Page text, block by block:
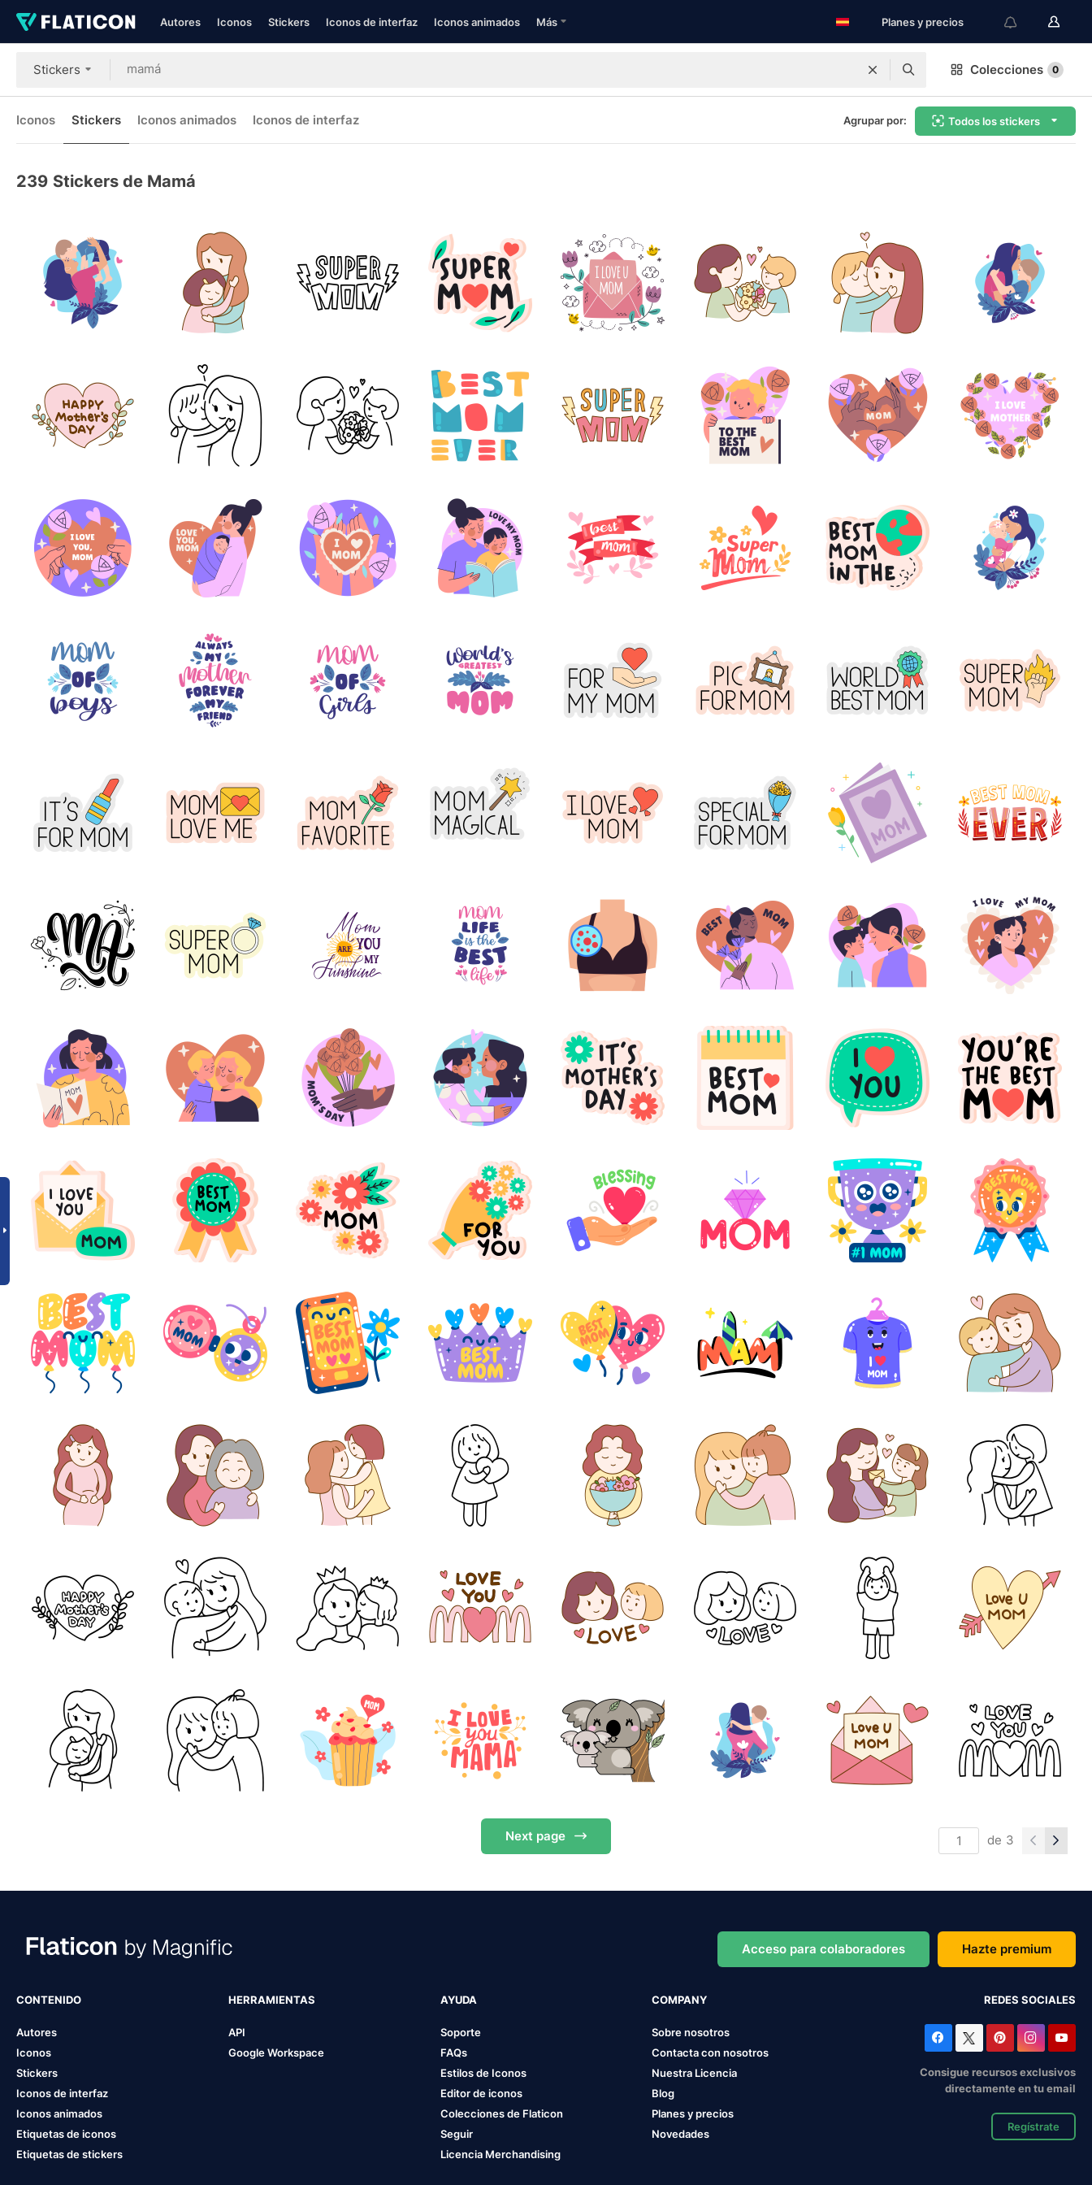
Autores Iconos Stickers Iconos de interfaz Iconos animados Más Planes y precios
Stickers Colecciones 0
Iconos Stickers Iconos animados Iconos de interfaz Agrupar por: Todos los stickers
239 Stickers de Mamá
Next page de 3
Acceso para colaboradores Hazte premium
CONTENIDO
Autores
Iconos
Stickers
Iconos de interfaz
Iconos animados
Etiquetas de iconos
Etiquetas de stickers
HERRAMIENTAS
API
Google Workspace
AYUDA
Soporte
FAQs
Estilos de Iconos
Editor de iconos
Colecciones de Flaticon
Seguir
Licencia Merchandising
COMPANY
Sobre nosotros
Contacta con nosotros
Nuestra Licencia
Blog
Planes y precios
Novedades
REDES SOCIALES
Consigue recursos exclusivos
directamente en tu email
Regístrate